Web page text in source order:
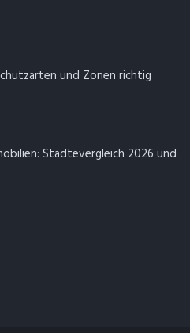
und Zonen richtig
Städtevergleich 2026 und